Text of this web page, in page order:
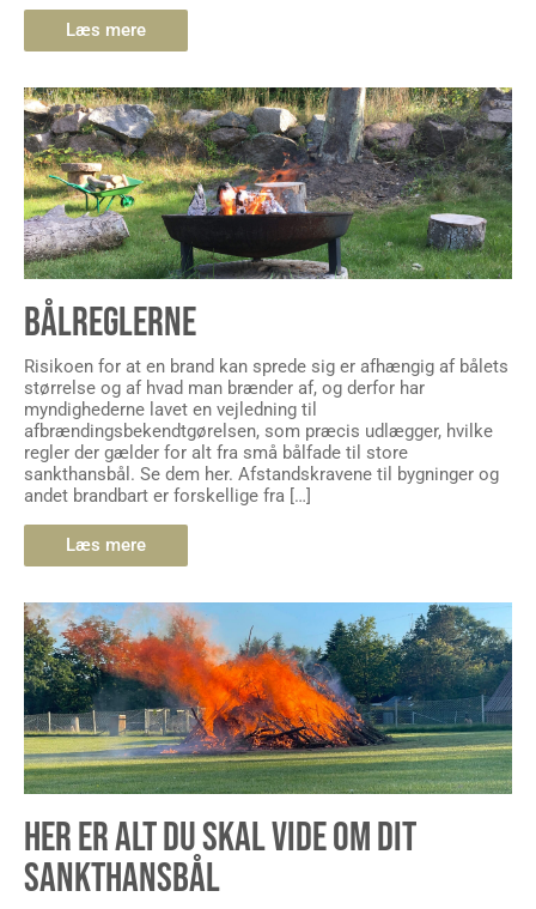
Læs mere
BÅLREGLERNE
Risikoen for at en brand kan sprede sig er afhængig af bålets
størrelse og af hvad man brænder af, og derfor har
myndighederne lavet en vejledning til
afbrændingsbekendtgørelsen, som præcis udlægger, hvilke
regler der gælder for alt fra små bålfade til store
sankthansbål. Se dem her. Afstandskravene til bygninger og
andet brandbart er forskellige fra […]
Læs mere
HER ER ALT DU SKAL VIDE OM DIT
SANKTHANSBÅL